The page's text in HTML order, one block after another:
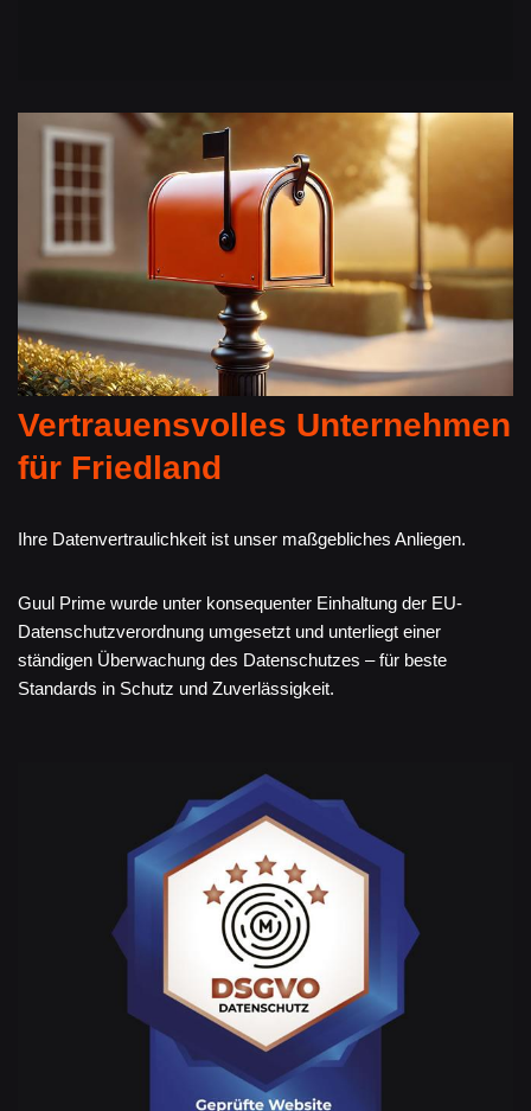
Vertrauensvolles Unternehmen
für Friedland
Ihre Datenvertraulichkeit ist unser maßgebliches Anliegen.
Guul Prime wurde unter konsequenter Einhaltung der EU-
Datenschutzverordnung umgesetzt und unterliegt einer
ständigen Überwachung des Datenschutzes – für beste
Standards in Schutz und Zuverlässigkeit.